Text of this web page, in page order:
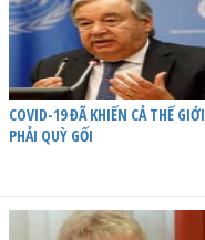
COVID-19 ĐÃ KHIẾN CẢ THẾ GIỚI
PHẢI QUỲ GỐI